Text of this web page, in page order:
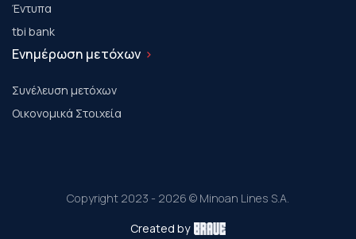
Έντυπα
tbi bank
Ενημέρωση μετόχων
Συνέλευση μετόχων
Οικονομικά Στοιχεία
Copyright 2023 - 2026 © Minoan Lines S.A.
Created by